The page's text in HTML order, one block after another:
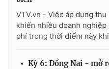
VTV.vn - Việc áp dụng
khiến nhiều doanh nghiệp
phí trong thời điểm này
Kỳ 6: Đồng Nai - mở